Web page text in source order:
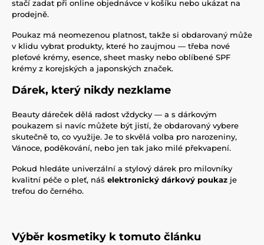
stačí zadat při online objednávce v košíku nebo ukázat na
prodejně.
Poukaz má neomezenou platnost, takže si obdarovaný může
v klidu vybrat produkty, které ho zaujmou — třeba nové
pleťové krémy, esence, sheet masky nebo oblíbené SPF
krémy z korejských a japonských značek.
Dárek, který nikdy nezklame
Beauty dáreček dělá radost vždycky — a s dárkovým
poukazem si navíc můžete být jistí, že obdarovaný vybere
skutečně to, co využije. Je to skvělá volba pro narozeniny,
Vánoce, poděkování, nebo jen tak jako milé překvapení.
Pokud hledáte univerzální a stylový dárek pro milovníky
kvalitní péče o pleť, náš elektronický dárkový poukaz je
trefou do černého.
Výběr kosmetiky k tomuto článku